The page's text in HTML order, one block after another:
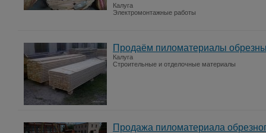
Калуга
Электромонтажные работы
Продаём пиломатериалы
Калуга
Строительные и отделочные материалы
Продажа пиломатериала